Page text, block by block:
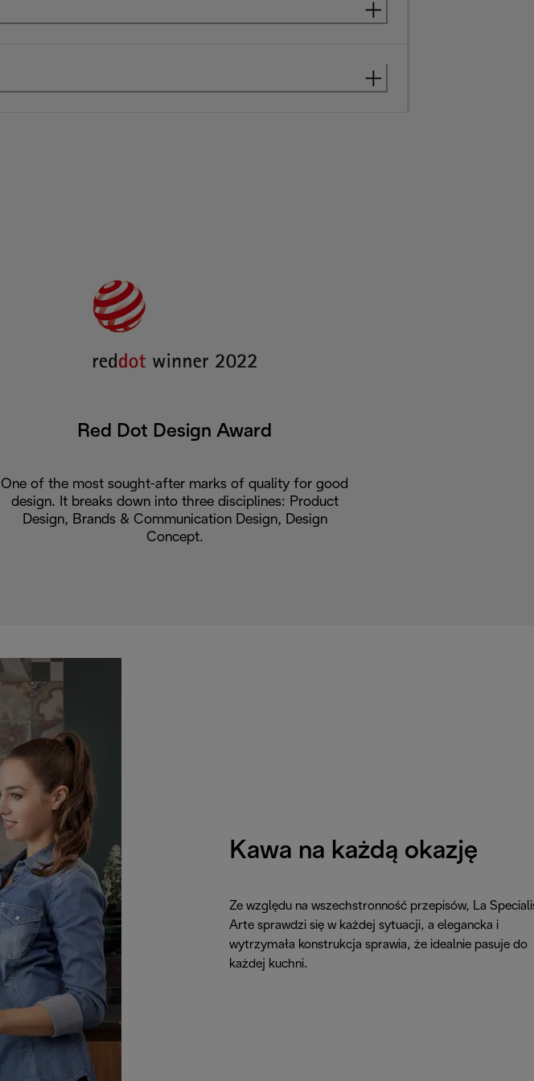
Red Dot Design Award
One of the most sought-after marks of quality for good
design. It breaks down into three disciplines: Product
Design, Brands & Communication Design, Design
Concept.
Kawa na każdą okazję
Ze względu na wszechstronność przepisów, La
Arte sprawdzi się w każdej sytuacji, a elegancka i
wytrzymała konstrukcja sprawia, że idealnie pasuje do
każdej kuchni.